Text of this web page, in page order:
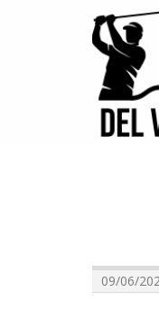
09/06/